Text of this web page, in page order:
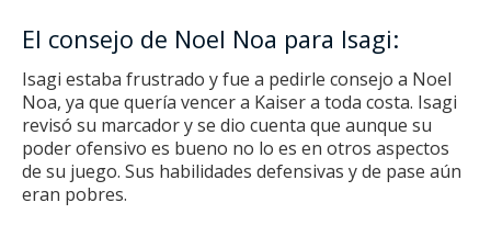
El consejo de Noel Noa para Isagi:
Isagi estaba frustrado y fue a pedirle consejo a Noel
Noa, ya que quería vencer a Kaiser a toda costa. Isagi
revisó su marcador y se dio cuenta que aunque su
poder ofensivo es bueno no lo es en otros aspectos
de su juego. Sus habilidades defensivas y de pase aún
eran pobres.